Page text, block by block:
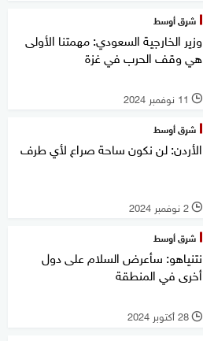
شرق أوسط
وزير الخارجية السعودي: مهمتنا الأولى
هي وقف الحرب في غزة
l 11 نوفمبر 2024
شرق أوسط
الأردن: لن نكون ساحة صراع لأي طرف
l 2 نوفمبر 2024
شرق أوسط
نتنياهو: سأعرض السلام على دول
أخرى في المنطقة
l 28 أكتوبر 2024